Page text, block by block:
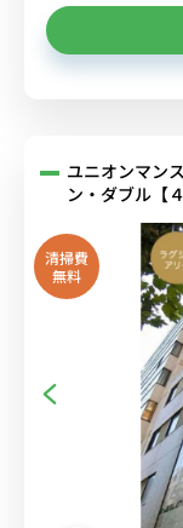
ユニオンマン
ン・ダブル【
清掃費
無料